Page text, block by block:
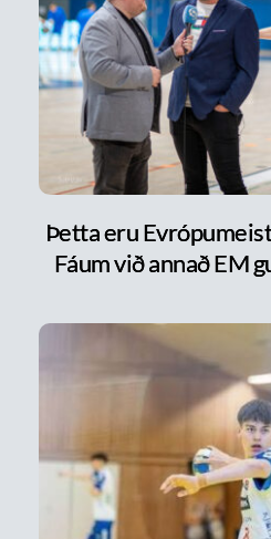
Þetta eru
Fáum við annað EM